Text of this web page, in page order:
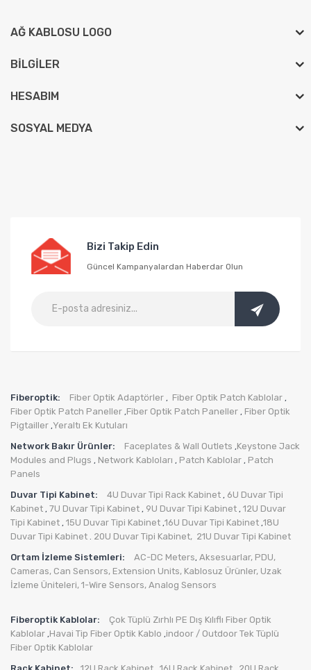
AĞ KABLOSU LOGO
BILGILER
HESABIM
SOSYAL MEDYA
Bizi Takip Edin
Güncel Kampanyalardan Haberdar Olun
Fiberoptik: Fiber Optik Adaptörler , Fiber Optik Patch Kablolar ,
Fiber Optik Patch Paneller ,Fiber Optik Patch Paneller , Fiber Optik
Pigtailler ,Yeraltı Ek Kutuları
Network Bakır Ürünler:
Faceplates & Wall Outlets ,Keystone Jack
Modules and Plugs , Network Kabloları , Patch Kablolar , Patch
Panels
Duvar Tipi Kabinet:
4U Duvar Tipi Rack Kabinet , 6U Duvar Tipi
Kabinet , 7U Duvar Tipi Kabinet , 9U Duvar Tipi Kabinet , 12U Duvar
Tipi Kabinet , 15U Duvar Tipi Kabinet ,16U Duvar Tipi Kabinet ,18U
Duvar Tipi Kabinet
20U Duvar Tipi Kabinet, 21U Duvar Tipi Kabinet
Ortam İzleme Sistemleri:
AC-DC Meters, Aksesuarlar, PDU,
Cameras, Can Sensors, Extension Units, Kablosuz Ürünler, Uzak
İzleme Üniteleri, 1-Wire Sensors, Analog Sensors
Fiberoptik Kablolar:
Çok Tüplü Zırhlı PE Dış Kılıflı Fiber Optik
Kablolar ,Havai Tip Fiber Optik Kablo ,indoor / Outdoor Tek Tüplü
Fiber Optik Kablolar